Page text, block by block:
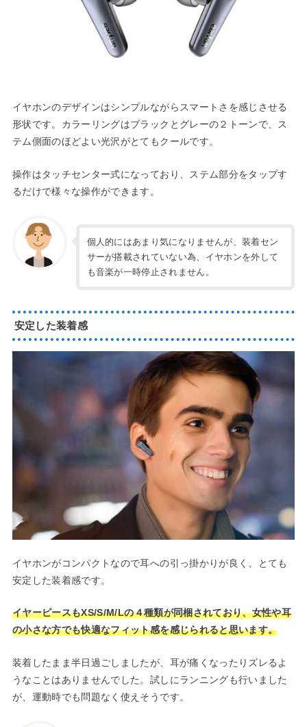
イヤホンのデザインはシンプルながらスマートさを感じさせる
形状です。カラーリングはブラックとグレーの２トーンで、ス
テム側面のほどよい光沢がとてもクールです。
操作はタッチセンター式になっており、ステム部分をタップす
るだけで様々な操作ができます。
個人的にはあまり気になりませんが、装着セン
サーが搭載されていない為、イヤホンを外して
も音楽が一時停止されません。
安定した装着感
イヤホンがコンパクトなので耳への引っ掛かりが良く、とても
安定した装着感です。
イヤーピースもXS/S/M/Lの４種類が同梱されており、女性や耳
の小さな方でも快適なフィット感を感じられると思います。
装着したまま半日過ごしましたが、耳が痛くなったりズレるよ
うなことはありませんでした。試しにランニングも行いました
が、運動時でも問題なく使えそうです。